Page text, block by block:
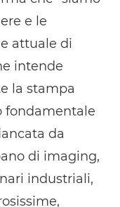
e le
attuale di
intende
la stampa
fondamentale
da
di imaging,
industriali,